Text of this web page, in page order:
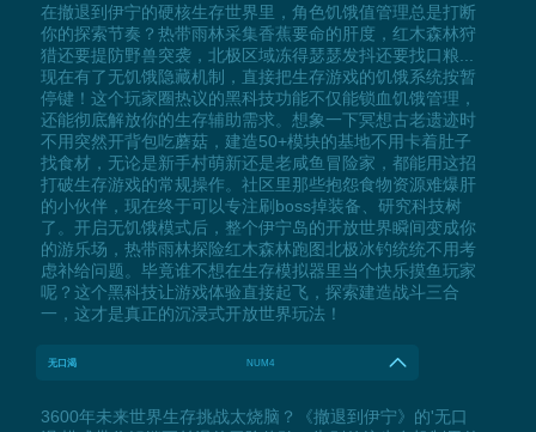
在撤退到伊宁的硬核生存世界里，角色饥饿值管理总是打断
你的探索节奏？热带雨林采集香蕉要命的肝度，红木森林狩
猎还要提防野兽突袭，北极区域冻得瑟瑟发抖还要找口粮...
现在有了无饥饿隐藏机制，直接把生存游戏的饥饿系统按暂
停键！这个玩家圈热议的黑科技功能不仅能锁血饥饿管理，
还能彻底解放你的生存辅助需求。想象一下冥想古老遗迹时
不用突然开背包吃蘑菇，建造50+模块的基地不用卡着肚子
找食材，无论是新手村萌新还是老咸鱼冒险家，都能用这招
打破生存游戏的常规操作。社区里那些抱怨食物资源难爆肝
的小伙伴，现在终于可以专注刷boss掉装备、研究科技树
了。开启无饥饿模式后，整个伊宁岛的开放世界瞬间变成你
的游乐场，热带雨林探险红木森林跑图北极冰钓统统不用考
虑补给问题。毕竟谁不想在生存模拟器里当个快乐摸鱼玩家
呢？这个黑科技让游戏体验直接起飞，探索建造战斗三合
一，这才是真正的沉浸式开放世界玩法！
无口渴 NUM4
3600年未来世界生存挑战太烧脑？《撤退到伊宁》的'无口